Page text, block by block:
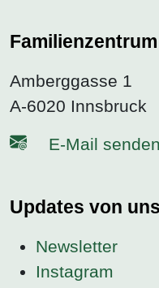
Amberggasse 1
A-6020 Innsbruck
E-Mail senden
Updates von uns
Newsletter
Instagram